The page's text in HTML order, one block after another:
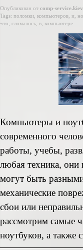
Опубликован от comp-
Tags: поломки компьютеров и
что
сломалось в компьютере
Компьютеры и
современного
работы, учебы,
любая техника,
могут быть
механические
сбои или
рассмотрим самые
ноутбуков, а также